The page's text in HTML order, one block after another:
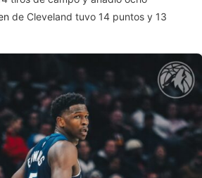
de Cleveland tuvo 14 puntos y 13